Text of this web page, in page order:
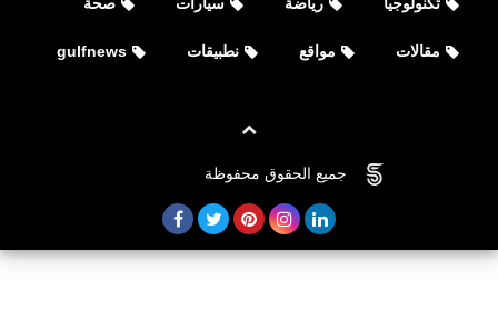
للكمبيوتر ايرون سايت
مقالات مواقع نطبيقات gulfnews
جميع الحقوق محفوظة